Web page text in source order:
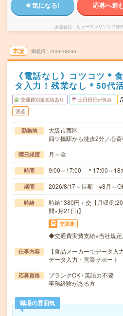
気になる! 応募へ進
派遣会社 ヒューマンリソシア
未読 掲載日 2026/08/06
《電話なし》コツコツ＊
タ入力！残業なし＊50代
交通費別途支給あり 土日祝日が休み
派遣
勤務地
大阪市西区
四ツ橋駅から徒歩2分／心
曜日頻度 月～金
時間 9:00～17:00 ＊17:00～
期間 2026/8/17～長期 ※8月～
時給
時給1380円＋交【月収例
間×月21日)】
交通費
◆交通費実費支給※当社規定
仕事内容
【食品メーカーでデータ
データ入力・営業サポー
応募資格
ブランクOK / 英語力不要
事務経験がある方
職場の雰囲気